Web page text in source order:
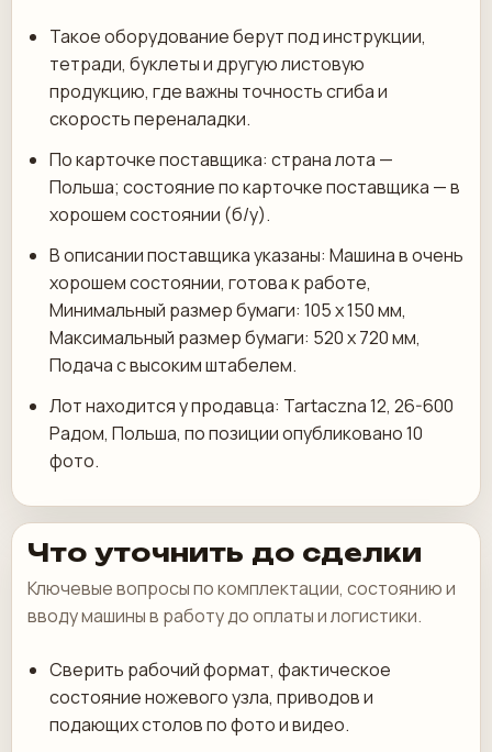
Такое оборудование берут под инструкции,
тетради, буклеты и другую листовую
продукцию, где важны точность сгиба и
скорость переналадки.
По карточке поставщика: страна лота —
Польша; состояние по карточке поставщика — в
хорошем состоянии (б/у).
В описании поставщика указаны: Машина в очень
хорошем состоянии, готова к работе,
Минимальный размер бумаги: 105 х 150 мм,
Максимальный размер бумаги: 520 x 720 мм,
Подача с высоким штабелем.
Лот находится у продавца: Tartaczna 12, 26-600
Радом, Польша, по позиции опубликовано 10
фото.
Что уточнить до сделки
Ключевые вопросы по комплектации, состоянию и
вводу машины в работу до оплаты и логистики.
Сверить рабочий формат, фактическое
состояние ножевого узла, приводов и
подающих столов по фото и видео.